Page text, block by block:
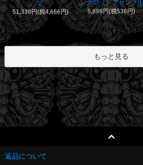
ブ
51,330円(税4,666円)
ンク ロッド アセンブリ
5,899円(税536円)
もっと見る
返品について